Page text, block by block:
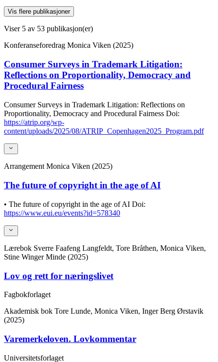
Vis flere publikasjoner
Viser 5 av 53 publikasjon(er)
Konferanseforedrag Monica Viken (2025)
Consumer Surveys in Trademark Litigation:
Reflections on Proportionality, Democracy and
Procedural Fairness
Consumer Surveys in Trademark Litigation: Reflections on
Proportionality, Democracy and Procedural Fairness Doi:
https://atrip.org/wp-
content/uploads/2025/08/ATRIP_Copenhagen2025_Program.pdf
Arrangement Monica Viken (2025)
The future of copyright in the age of AI
• The future of copyright in the age of AI Doi:
https://www.eui.eu/events?id=578340
Lærebok Sverre Faafeng Langfeldt, Tore Bråthen, Monica Viken,
Stine Winger Minde (2025)
Lov og rett for næringslivet
Fagbokforlaget
Akademisk bok Tore Lunde, Monica Viken, Inger Berg Ørstavik
(2025)
Varemerkeloven. Lovkommentar
Universitetsforlaget